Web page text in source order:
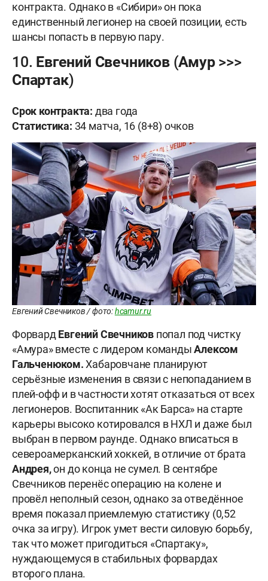
контракта. Однако в «Сибири» он пока
единственный легионер на своей позиции, есть
шансы попасть в первую пару.
10. Евгений Свечников (Амур >>>
Спартак)
Срок контракта: два года
Статистика: 34 матча, 16 (8+8) очков
Евгений Свечников / фото:hcamur.ru
Форвард Евгений Свечников попал под чистку
«Амура» вместе с лидером командыАлексом
Гальченюком.Хабаровчане планируют
серьёзные изменения в связи с непопаданием в
плей-офф и в частности хотят отказаться от всех
легионеров. Воспитанник «Ак Барса» на старте
карьеры высоко котировался в НХЛ и даже был
выбран в первом раунде. Однако вписаться в
североамерканский хоккей, в отличие от брата
Андрея,он до конца не сумел. В сентябре
Свечников перенёс операцию на колене и
провёл неполный сезон, однако за отведённое
время показал приемлемую статистику (0,52
очка за игру). Игрок умет вести силовую борьбу,
так что может пригодиться «Спартаку»,
нуждающемуся в стабильных форвардах
второго плана.